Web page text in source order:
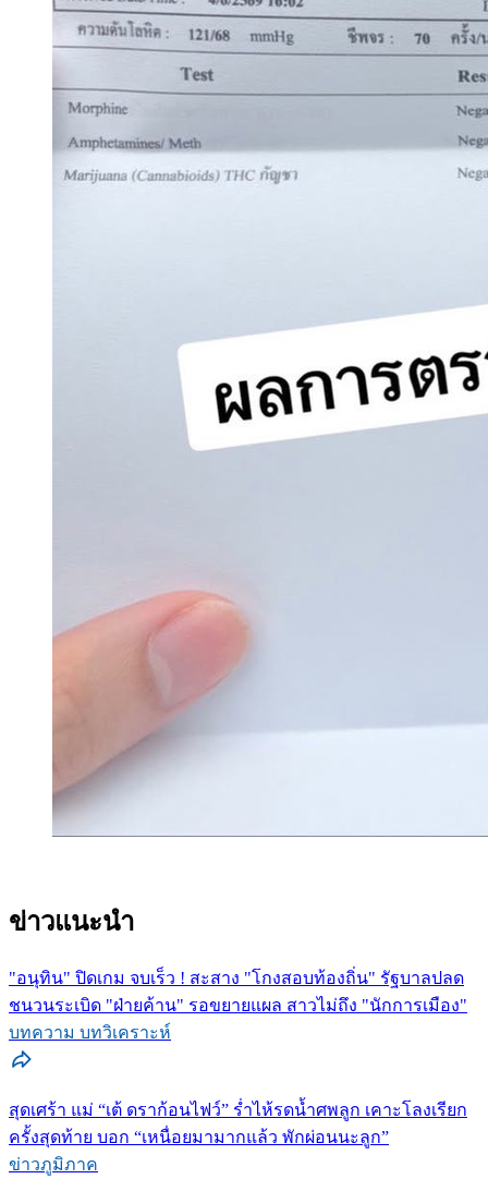
ข่าวแนะนำ
"อนุทิน" ปิดเกม จบเร็ว ! สะสาง "โกงสอบท้องถิ่น" รัฐบาลปลด
ชนวนระเบิด "ฝ่ายค้าน" รอขยายแผล สาวไม่ถึง "นักการเมือง"
บทความ บทวิเคราะห์
สุดเศร้า แม่ “เต้ ดราก้อนไฟว์” ร่ำไห้รดน้ำศพลูก เคาะโลงเรียก
ครั้งสุดท้าย บอก “เหนื่อยมามากแล้ว พักผ่อนนะลูก”
ข่าวภูมิภาค